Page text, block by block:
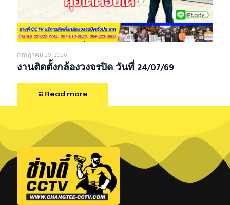
กรกฎาคม 29, 2026
งานติดตั้งกล้องวงจรปิด วันที่ 24/07/69
Read more